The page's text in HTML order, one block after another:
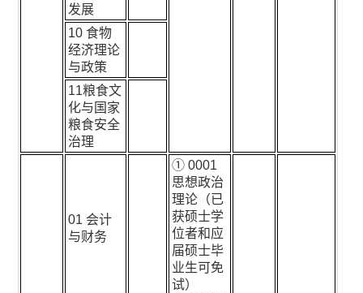
发展
10 食物
经济理论
与政策
11粮食文
化与国家
粮食安全
治理
01 会计
与财务
① 0001
思想政治
理论（已
获硕士学
位者和应
届硕士毕
业生可免
试）